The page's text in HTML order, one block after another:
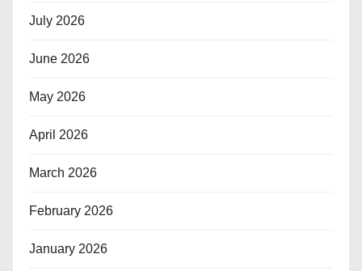
July 2026
June 2026
May 2026
April 2026
March 2026
February 2026
January 2026